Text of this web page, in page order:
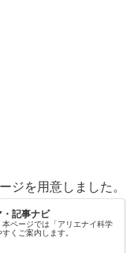
ジを用意しました。
・記事ナビ
ページでは「アリエナイ科学
くご案内します。